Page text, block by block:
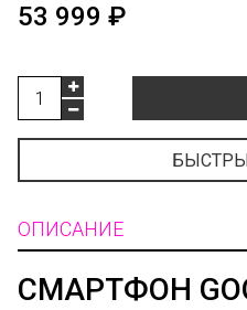
53 999 ₽
ОПИСАНИЕ
СМАРТФОН